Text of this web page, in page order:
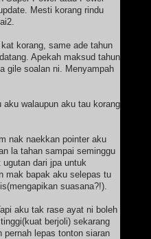
Mesti korang rindu
korang, same ade tahun
Apekah maksud tahun
gile soalan ni. Menyampah
walaupun aku tau korang
nak naekkan pointer aku
la tahan sampai seminggu
dari jpa untuk
mak bapak aku selepas tu
suasana?!).
aku tak rase ayat ni boleh
berjoli) sekarang
lepas tonton siaran